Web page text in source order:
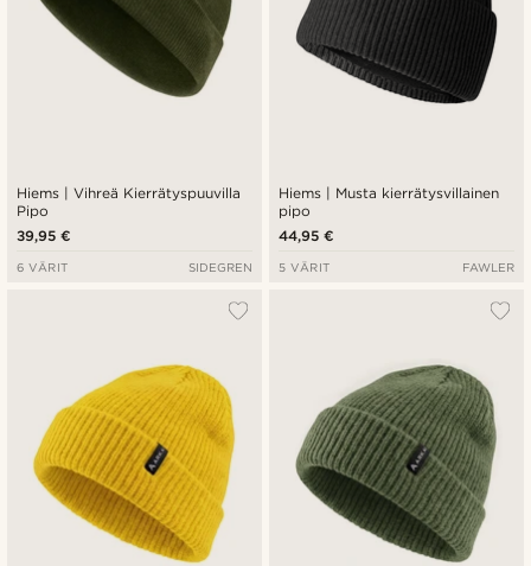
Hiems | Vihreä Kierrätyspuuvilla
Pipo
39,95 €
6 VÄRIT SIDEGREN
Hiems | Musta kierrätysvillainen
pipo
44,95 €
5 VÄRIT FAWLER